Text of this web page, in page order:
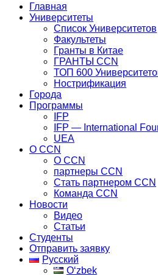
Главная
Университеты
Список Университетов
Факультеты
Гранты в Китае
ГРАНТЫ ССN
ТОП 600
Нострификация
Города
Программы
IFP
IFP — International
UEA
О CCN
О CCN
партнеры ССN
Стать партнером CCN
Команда ССN
Новости
Видео
Статьи
Студенты
Отправить заявку
Русский
Oʻzbek